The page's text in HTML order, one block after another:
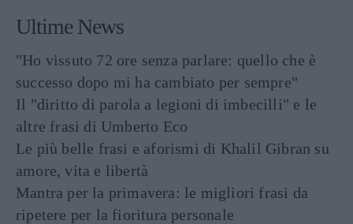
Ultime News
"Ho vissuto 72 ore senza parlare: quello che è
successo dopo mi ha cambiato per sempre"
Il "diritto di parola a legioni di imbecilli" e le
altre frasi di Umberto Eco
Le più belle frasi e aforismi di Khalil Gibran su
amore, vita e libertà
Mantra per la primavera: le migliori frasi da
ripetere per la fioritura personale